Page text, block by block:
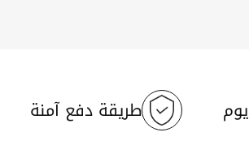
طريقة دفع آمنة